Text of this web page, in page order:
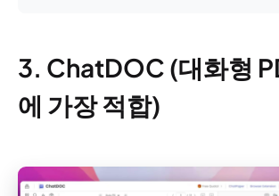
3. ChatDOC (대화형
에 가장 적합)